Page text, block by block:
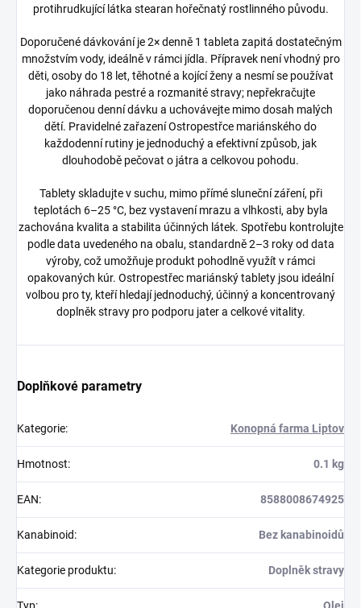
protihrudkující látka stearan hořečnatý rostlinného původu.
Doporučené dávkování je 2× denně 1 tableta zapitá dostatečným
množstvím vody, ideálně v rámci jídla. Přípravek není vhodný pro
děti, osoby do 18 let, těhotné a kojící ženy a nesmí se používat
jako náhrada pestré a rozmanité stravy; nepřekračujte
doporučenou denní dávku a uchovávejte mimo dosah malých
dětí. Pravidelné zařazení Ostropestřce mariánského do
každodenní rutiny je jednoduchý a efektivní způsob, jak
dlouhodobě pečovat o játra a celkovou pohodu.
Tablety skladujte v suchu, mimo přímé sluneční záření, při
teplotách 6–25 °C, bez vystavení mrazu a vlhkosti, aby byla
zachována kvalita a stabilita účinných látek. Spotřebu kontrolujte
podle data uvedeného na obalu, standardně 2–3 roky od data
výroby, což umožňuje produkt pohodlně využít v rámci
opakovaných kúr. Ostropestřec mariánský tablety jsou ideální
volbou pro ty, kteří hledají jednoduchý, účinný a koncentrovaný
doplněk stravy pro podporu jater a celkové vitality.
Doplňkové parametry
Kategorie: Konopná farma Liptov
Hmotnost: 0.1 kg
EAN: 8588008674925
Kanabinoid: Bez kanabinoidů
Kategorie produktu: Doplněk stravy